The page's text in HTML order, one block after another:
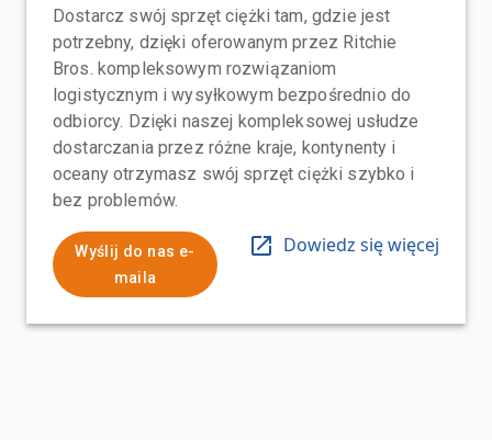
Dostarcz swój sprzęt ciężki tam, gdzie jest
potrzebny, dzięki oferowanym przez Ritchie
Bros. kompleksowym rozwiązaniom
logistycznym i wysyłkowym bezpośrednio do
odbiorcy. Dzięki naszej kompleksowej usłudze
dostarczania przez różne kraje, kontynenty i
oceany otrzymasz swój sprzęt ciężki szybko i
bez problemów.
Wyślij do nas e-
maila
Dowiedz się więcej